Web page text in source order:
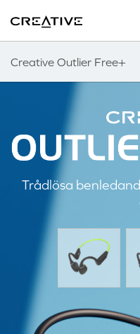
Creative Outlier Free+
Back to Top
Trådlösa